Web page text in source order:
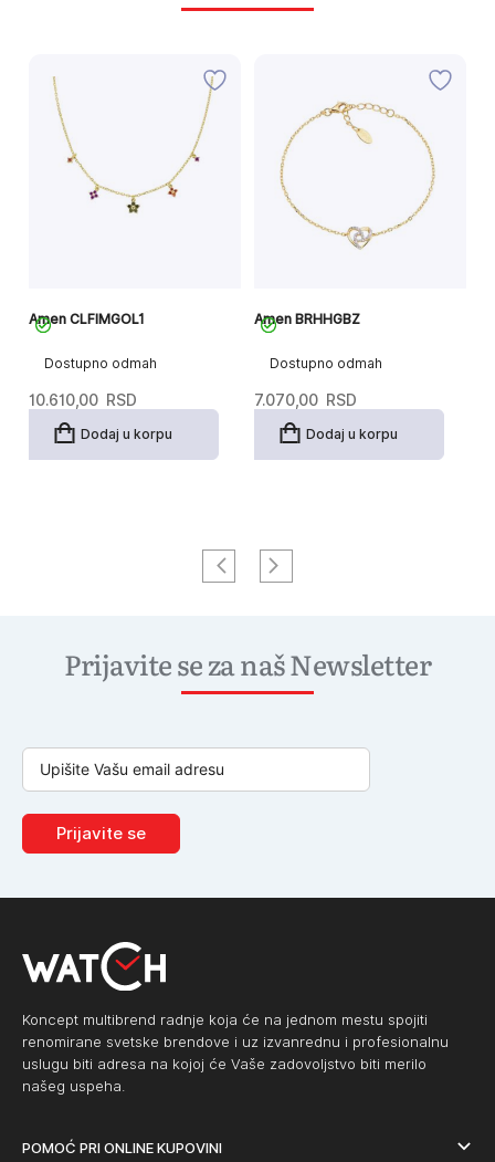
Dostupno odmah
Amen CLFIMGOL1
10.610,00 RSD
Dodaj u korpu
Dostupno odmah
Amen BRHHGBZ
7.070,00 RSD
Dodaj u korpu
Prijavite se za naš Newsletter
Prijavite se
Koncept multibrend radnje koja će na jednom mestu spojiti
renomirane svetske brendove i uz izvanrednu i profesionalnu
uslugu biti adresa na kojoj će Vaše zadovoljstvo biti merilo
našeg uspeha.
POMOĆ PRI ONLINE KUPOVINI